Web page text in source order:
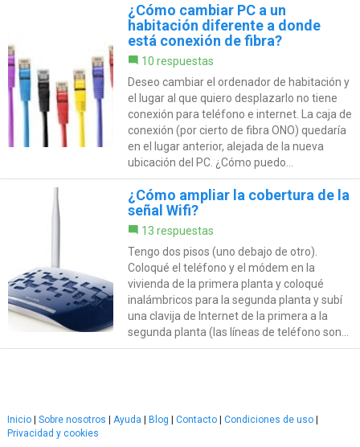
¿Cómo cambiar PC a un
habitación diferente a donde
está conexión de fibra?
10 respuestas
Deseo cambiar el ordenador de habitación y
el lugar al que quiero desplazarlo no tiene
conexión para teléfono e internet. La caja de
conexión (por cierto de fibra ONO) quedaría
en el lugar anterior, alejada de la nueva
ubicación del PC. ¿Cómo puedo...
¿Cómo ampliar la cobertura de la
señal Wifi?
13 respuestas
Tengo dos pisos (uno debajo de otro).
Coloqué el teléfono y el módem en la
vivienda de la primera planta y coloqué
inalámbricos para la segunda planta y subí
una clavija de Internet de la primera a la
segunda planta (las líneas de teléfono son...
Inicio | Sobre nosotros | Ayuda | Blog | Contacto | Condiciones de uso |
Privacidad y cookies